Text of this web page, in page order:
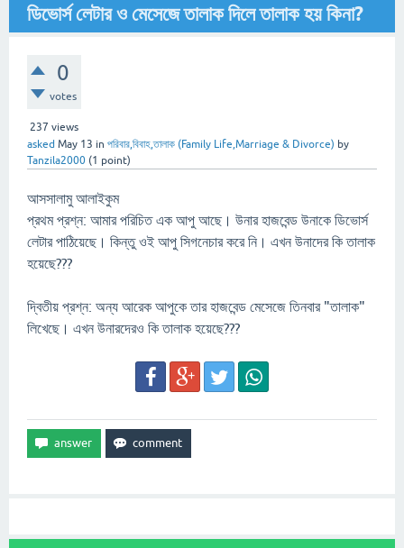
ডিভোর্স লেটার ও মেসেজে তালাক দিলে তালাক হয় কিনা?
0
votes
237 views
asked May 13 in পরিবার,বিবাহ,তালাক (Family Life,Marriage & Divorce) by
Tanzila2000 (1 point)
আসসালামু আলাইকুম
প্রথম প্রশ্ন: আমার পরিচিত এক আপু আছে। উনার হাজবেন্ড উনাকে ডিভোর্স
লেটার পাঠিয়েছে। কিন্তু ওই আপু সিগনেচার করে নি। এখন উনাদের কি তালাক
হয়েছে???
দ্বিতীয় প্রশ্ন: অন্য আরেক আপুকে তার হাজবেন্ড মেসেজে তিনবার "তালাক"
লিখেছে। এখন উনারদেরও কি তালাক হয়েছে???